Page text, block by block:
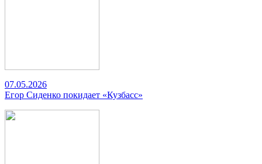
07.05.2026
Егор Сиденко покидает «Кузбасс»